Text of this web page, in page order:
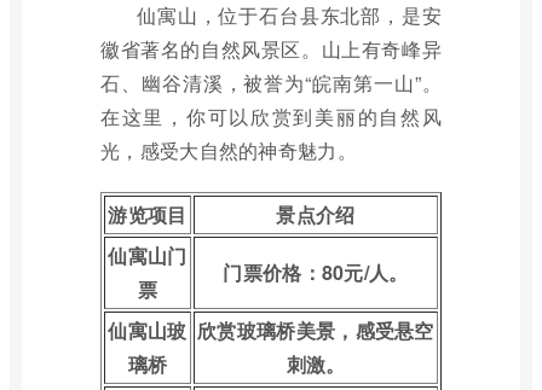
仙寓山，位于石台县东北部，是安
徽省著名的自然风景区。山上有奇峰异
石、幽谷清溪，被誉为“皖南第一山”。
在这里，你可以欣赏到美丽的自然风
光，感受大自然的神奇魅力。
游览项目
景点介绍
仙寓山门
票
门票价格：80元/人。
仙寓山玻
璃桥
欣赏玻璃桥美景，感受悬空
刺激。